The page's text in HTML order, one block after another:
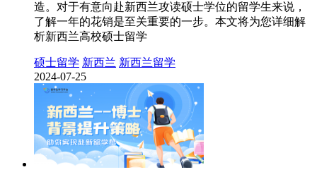
造。对于有意向赴新西兰攻读硕士学位的留学生来说，
了解一年的花销是至关重要的一步。本文将为您详细解
析新西兰高校硕士留学
硕士留学 新西兰 新西兰留学
2024-07-25